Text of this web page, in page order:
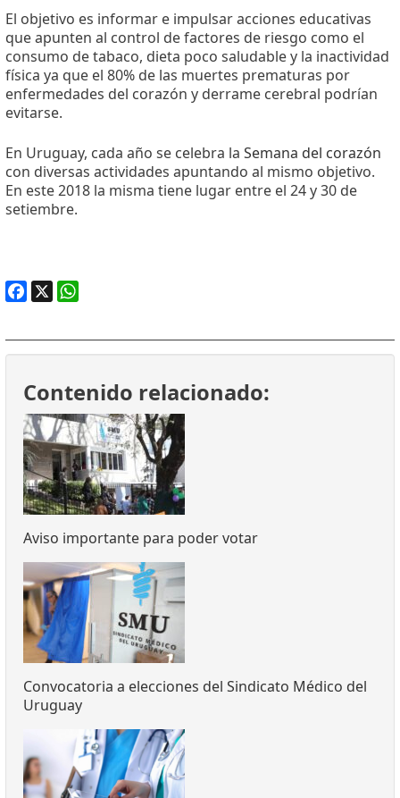
El objetivo es informar e impulsar acciones educativas
que apunten al control de factores de riesgo como el
consumo de tabaco, dieta poco saludable y la inactividad
física ya que el 80% de las muertes prematuras por
enfermedades del corazón y derrame cerebral podrían
evitarse.
En Uruguay, cada año se celebra la Semana del corazón
con diversas actividades apuntando al mismo objetivo.
En este 2018 la misma tiene lugar entre el 24 y 30 de
setiembre.
Contenido relacionado:
Aviso importante para poder votar
Convocatoria a elecciones del Sindicato Médico del
Uruguay